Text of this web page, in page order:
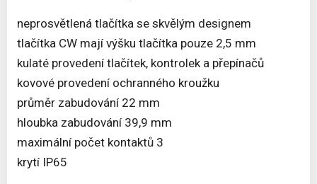
neprosvětlená tlačítka se skvělým designem
tlačítka CW mají výšku tlačítka pouze 2,5 mm
kulaté provedení tlačítek, kontrolek a přepínačů
kovové provedení ochranného kroužku
průměr zabudování 22 mm
hloubka zabudování 39,9 mm
maximální počet kontaktů 3
krytí IP65